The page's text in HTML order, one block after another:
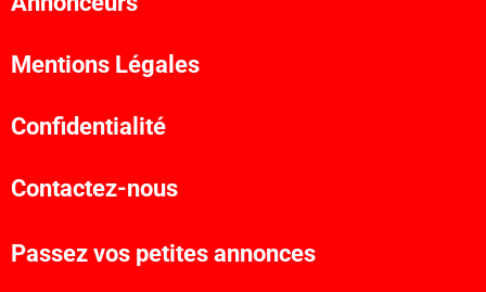
Mentions Légales
Confidentialité
Contactez-nous
Passez vos petites annonces